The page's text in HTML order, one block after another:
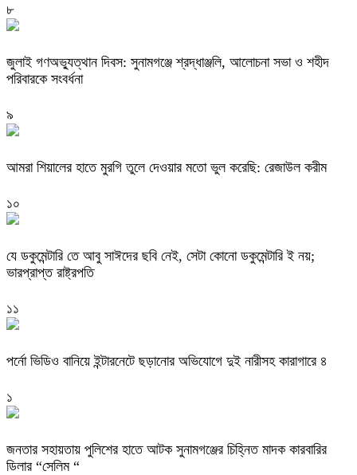
৮
জুলাই গণঅভ্যুত্থান দিবস: সুনামগঞ্জে শ্রদ্ধাঞ্জলি, আলোচনা সভা ও শহীদ
পরিবারকে সংবর্ধনা
৯
‎আমরা শিয়ালের হাতে মুরগি তুলে দেওয়ার মতো ভুল করেছি: রেজাউল করীম
১০
যে ডকুমেন্টারি তে আবু সাঈদের ছবি নেই, সেটা কোনো ডকুমেন্টারি ই নয়;
ভারপ্রাপ্ত রাষ্ট্রপতি
১১
পর্নো ভিডিও বানিয়ে ইন্টারনেটে ছড়ানোর অভিযোগে দুই নারীসহ কারাগারে ৪
১
জনতার সহায়তায় পুলিশের হাতে আটক সুনামগঞ্জের চিহ্নিত মাদক কারবারির
ডিলার “সেলিম “